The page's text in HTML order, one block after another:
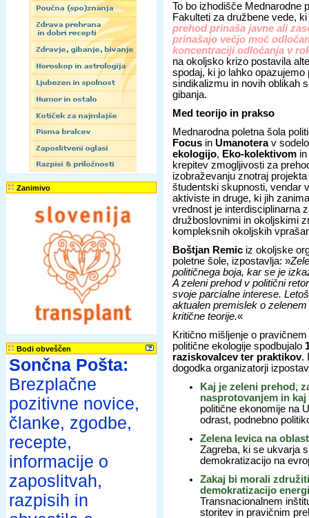
Zanimivo
Bodi obveščen
Sončna Pošta:
Brezplačne
pozitivne novice,
članke, zgodbe,
recepte,
informacije o
zaposlitvah,
razpisih in
To bo izhodišče Mednarodne
Fakulteti za družbene vede,
prehod prinaša javne ali
prinašajo večjo moč
koncentraciji odločanja v
na okoljsko krizo postavila
spodaj, ki jo lahko
sindikalizmu in novih oblikah
gibanja.
Med teorijo in prakso
Mednarodna poletna šola
Focus in Umanoterav
ekologijo, Eko-kolektivomin
krepitev zmogljivosti za
izobraževanju znotraj projekta
študentski skupnosti, vendar
aktiviste in druge, ki jih
vrednost je interdisciplinarna
družboslovnimi in okoljskimi
kompleksnih okoljskih
Boštjan Remiciz okoljske
poletne šole, izpostavlja: »
političnega boja, kar se je
A zeleni prehod v politični
svoje parcialne interese.
aktualen premislek o
kritične teorije.«
Kritično mišljenje o
politične ekologije spodbujalo
raziskovalcev ter praktikov.
dogodka organizatorji
Kaj je zeleni prehod,
nasprotovanjem in
politične ekonomije na
odrast, podnebno
Zelena levica na
Zagreba, ki se ukvarja
demokratizacijo na
Zakaj bi morali
demokratizacijo
Transnacionalnem
storitev in pravičnim